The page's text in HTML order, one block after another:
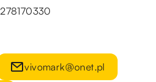
278170330
vivomark@onet.pl